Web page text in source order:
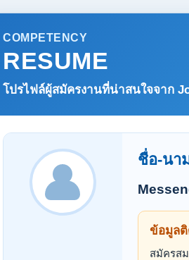
COMPETENCY
RESUME
โปรไฟล์ผู้สมัครงานที่น่าสนใจจาก
ชื่อ-นา
ข้อมูลติ
สมัครสม